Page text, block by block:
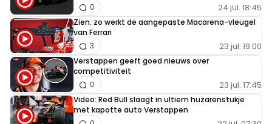
24 jul. 18:45
0
Zien: zo werkt de aangepaste Macarena-vleugel
van Ferrari
23 jul. 19:00
3
Verstappen geeft goed nieuws over
competitiviteit
23 jul. 17:45
0
Video: Red Bull slaagt in ultiem huzarenstukje
met kapotte auto Verstappen